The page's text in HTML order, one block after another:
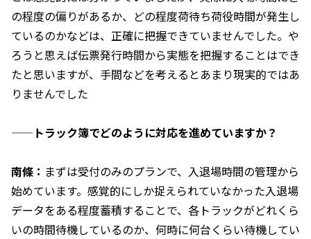
の程度の偏りがあるか、どの程度荷待ち荷役時間が発生し
ているのかなどは、正確に把握できていませんでした。や
ろうと思えば伝票発行時間から実態を把握することはでき
たと思いますが、手間などを考えるとあまり現実的ではあ
りませんでした
——トラック簿でどのように対応を進めていますか？
南條： まずは受付のみのプランで、入退場時間の管理から
始めています。感覚的にしか捉えられていなかった入退場
データをある程度蓄積することで、各トラックがどれくら
いの時間待機しているのか、何時に何台くらい待機してい